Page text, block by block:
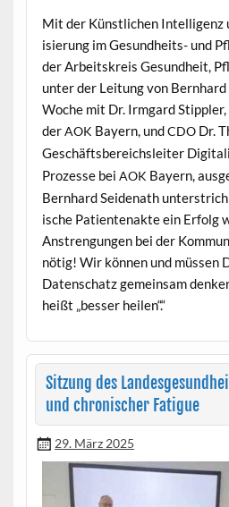
Mit der Kün­stlichen
isierung im Gesund­heits- und
der Arbeit­skreis Gesund­heit,
unter der Leitung von
Woche mit Dr. Irm­gard
derAOK Bay­ern, undCDODr.
Geschäfts­bere­ich­sleit­er
Prozesse bei AOK Bay­ern,
Bern­hard Sei­de­nath
is­che Patien­te­nak­te ein Erfolg
Anstren­gun­gen bei der
nötig! Wir kön­nen und müssen
Daten­schatz gemein­sam
heißt „bess­er heilen“.“
Sitzung des
und chronischer Fatigue
29. März 2025